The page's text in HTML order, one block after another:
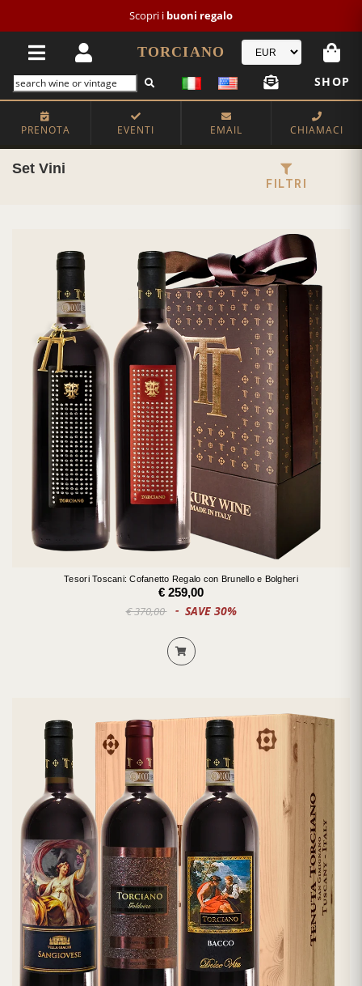
Nuovo cliente?NEW2026-20€
TORCIANO
SHOP
PRENOTA EVENTI EMAIL CHIAMACI
Set Vini
FILTRI
Tesori Toscani: Cofanetto Regalo con Brunello e Bolgheri
€ 259,00
€ 370,00 SAVE 30%